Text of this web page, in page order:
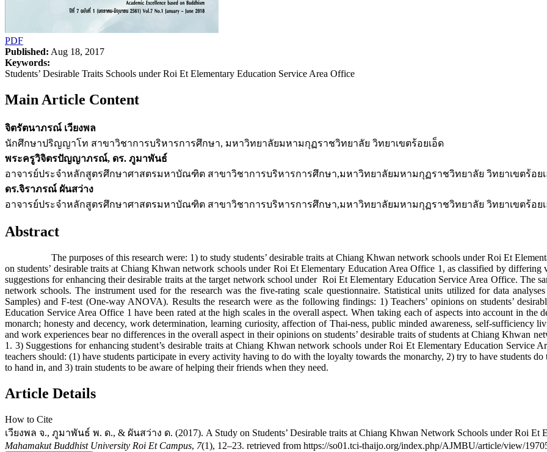
PDF
Published: Aug 18, 2017
Keywords:
Students’ Desirable Traits Schools under Roi Et Elementary Education Service Area Office
Main Article Content
จิตรัตนาภรณ์ เวียงพล
นักศึกษาปริญญาโท สาขาวิชาการบริหารการศึกษา, มหาวิทยาลัยมหามกุฏราชวิทยาลัย วิทยาเขตร้อยเอ็ด
พระครูวิจิตรปัญญาภรณ์, ดร. ภูมาพันธ์
อาจารย์ประจำหลักสูตรศึกษาศาสตรมหาบัณฑิต สาขาวิชาการบริหารการศึกษา,มหาวิทยาลัยมหามกุฏราชวิทยาลัย วิทยาเขตร้อย
ดร.จิราภรณ์ ผันสว่าง
อาจารย์ประจำหลักสูตรศึกษาศาสตรมหาบัณฑิต สาขาวิชาการบริหารการศึกษา,มหาวิทยาลัยมหามกุฏราชวิทยาลัย วิทยาเขตร้อย
Abstract
The purposes of this research were: 1) to study students’ desirable traits at Chiang Khwan network schools under Roi Et
on students’ desirable traits at Chiang Khwan network schools under Roi Et Elementary Education Area Office 1, as classified by differing
suggestions for enhancing their desirable traits at the target network school under Roi Et Elementary Education Service Area Office. The
network schools. The instrument used for the research was the five-rating scale questionnaire. Statistical units utilized for data
Samples) and F-test (One-way ANOVA). Results the research were as the following findings: 1) Teachers’ opinions on students’
Education Service Area Office 1 have been rated at the high scales in the overall aspect. When taking each of aspects into account in
monarch; honesty and decency, work determination, learning curiosity, affection of Thai-ness, public minded awareness, self-sufficiency
and work experiences bear no differences in the overall aspect in their opinions on students’ desirable traits of students at Chiang Khwan
1. 3) Suggestions for enhancing student’s desirable traits at Chiang Khwan network schools under Roi Et Elementary Education Service
teachers should: (1) have students participate in every activity having to do with the loyalty towards the monarchy, 2) try to have students
to hand in, and 3) train students to be aware of helping their friends when they need.
Article Details
How to Cite
เวียงพล จ., ภูมาพันธ์ พ. ด., & ผันสว่าง ด. (2017). A Study on Students’ Desirable traits at Chiang Khwan Network Schools under Roi Et
Mahamakut Buddhist University Roi Et Campus, 7(1), 12–23. retrieved from https://so01.tci-thaijo.org/index.php/AJMBU/article/view/